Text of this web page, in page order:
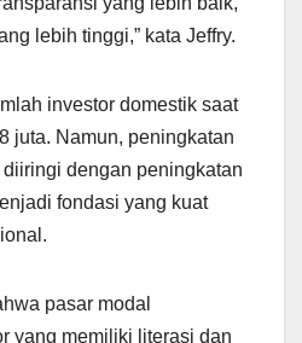
lebih tinggi,” kata Jeffry.
investor domestik saat
juta. Namun, peningkatan
dengan peningkatan
fondasi yang kuat
pasar modal
yang memiliki literasi dan